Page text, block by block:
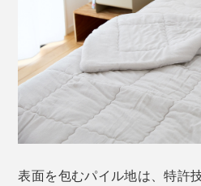
表面を包むパイル地は、特許